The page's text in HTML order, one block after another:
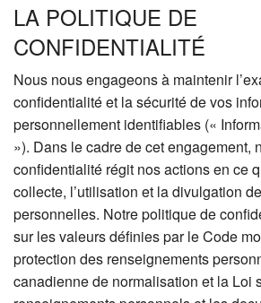
Emplacement
Français
Connection
Inscription
Panier (0)
LA POLITIQUE DE
CONFIDENTIALITÉ
Nous nous engageons à maintenir
confidentialité et la sécurité de vos
personnellement identifiables («
»). Dans le cadre de cet engagement,
confidentialité régit nos actions en ce
collecte, l’utilisation et la divulgation
personnelles. Notre politique de
sur les valeurs définies par le Code
protection des renseignements
canadienne de normalisation et la Loi